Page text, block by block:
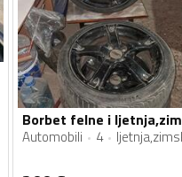
Automobili 4